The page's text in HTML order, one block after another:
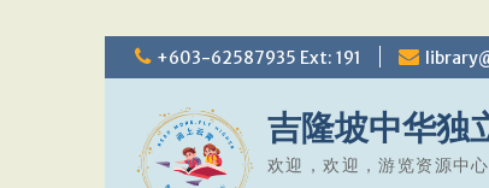
Skip
to
+603-62587935 Ext: 191
吉隆坡中华独
欢迎，欢迎，游览资源中心